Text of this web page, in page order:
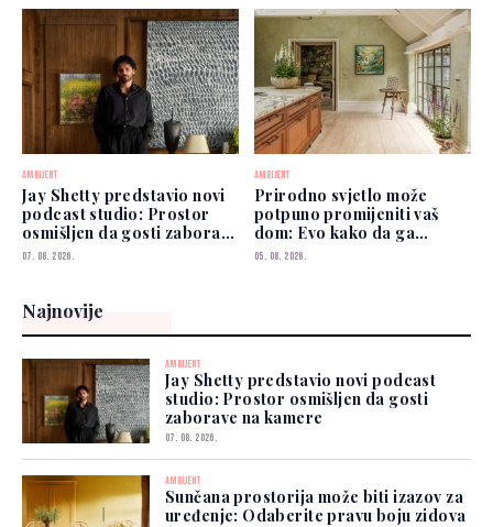
AMBIJENT
Jay Shetty predstavio novi
podcast studio: Prostor
osmišljen da gosti zaborave
na kamere
07. 08. 2026.
AMBIJENT
Prirodno svjetlo može
potpuno promijeniti vaš
dom: Evo kako da ga
iskoristite
05. 08. 2026.
Najnovije
AMBIJENT
Jay Shetty predstavio novi podcast
studio: Prostor osmišljen da gosti
zaborave na kamere
07. 08. 2026.
AMBIJENT
Sunčana prostorija može biti izazov za
uređenje: Odaberite pravu boju zidova